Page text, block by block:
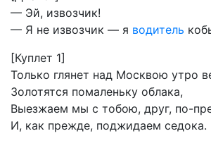
— Эй, извозчик!
— Я не извозчик — я водитель
[Куплет 1]
Только глянет над Москвою утро
Золотятся помаленьку облака,
Выезжаем мы с тобою, друг, по-
И, как прежде, поджидаем седока.